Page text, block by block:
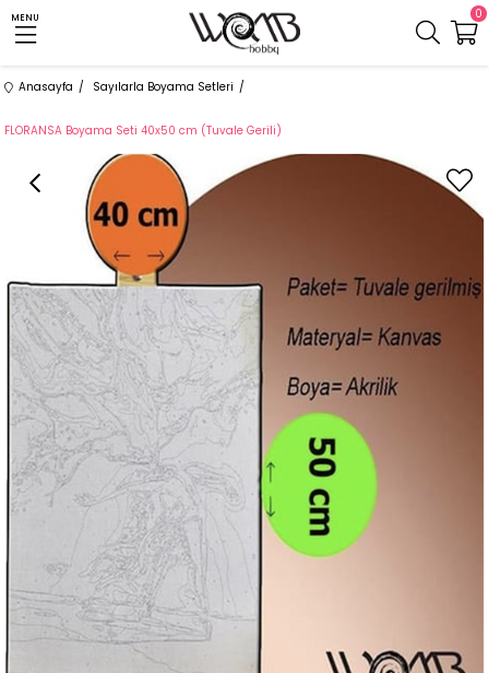
MENU 0
Anasayfa Sayılarla Boyama Setleri
FLORANSA Boyama Seti 40x50 cm (Tuvale Gerili)